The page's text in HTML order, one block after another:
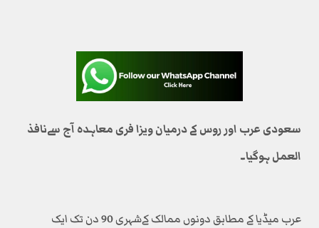
سعودی عرب اور روس کے درمیان ویزا فری معاہدہ آج سےنافذ
العمل ہوگیا۔
عرب میڈیا کے مطابق دونوں ممالک کےشہری 90 دن تک ایک